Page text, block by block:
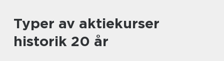
Typer av aktiekurser
historik 20 år